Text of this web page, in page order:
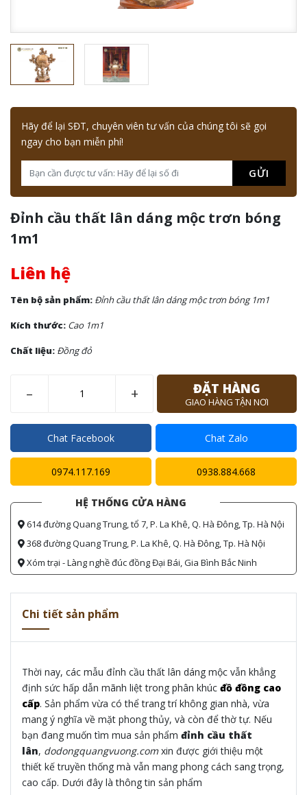
Hãy để lại SĐT, chuyên viên tư vấn của chúng tôi sẽ gọi
ngay cho bạn miễn phí!
GỬI
Đỉnh cầu thất lân dáng mộc trơn bóng
1m1
Liên hệ
Tên bộ sản phẩm: Đỉnh cầu thất lân dáng mộc trơn bóng 1m1
Kích thước: Cao 1m1
Chất liệu: Đồng đỏ
– + ĐẶT HÀNG
GIAO HÀNG TẬN NƠI
Chat Facebook Chat Zalo
0974.117.169 0938.884.668
HỆ THỐNG CỬA HÀNG
614 đường Quang Trung, tổ 7, P. La Khê, Q. Hà Đông, Tp. Hà Nội
368 đường Quang Trung, P. La Khê, Q. Hà Đông, Tp. Hà Nội
Xóm trại - Làng nghề đúc đồng Đại Bái, Gia Bình Bắc Ninh
Chi tiết sản phẩm
Thời nay, các mẫu đỉnh cầu thất lân dáng mộc vẫn khẳng
định sức hấp dẫn mãnh liệt trong phân khúc đồ đồng cao
cấp. Sản phẩm vừa có thể trang trí không gian nhà, vừa
mang ý nghĩa về mặt phong thủy, và còn để thờ tự. Nếu
bạn đang muốn tìm mua sản phẩm đỉnh cầu thất
lân, dodongquangvuong.comxin được giới thiệu một
thiết kế truyền thống mà vẫn mang phong cách sang trọng,
cao cấp. Dưới đây là thông tin sản phẩm